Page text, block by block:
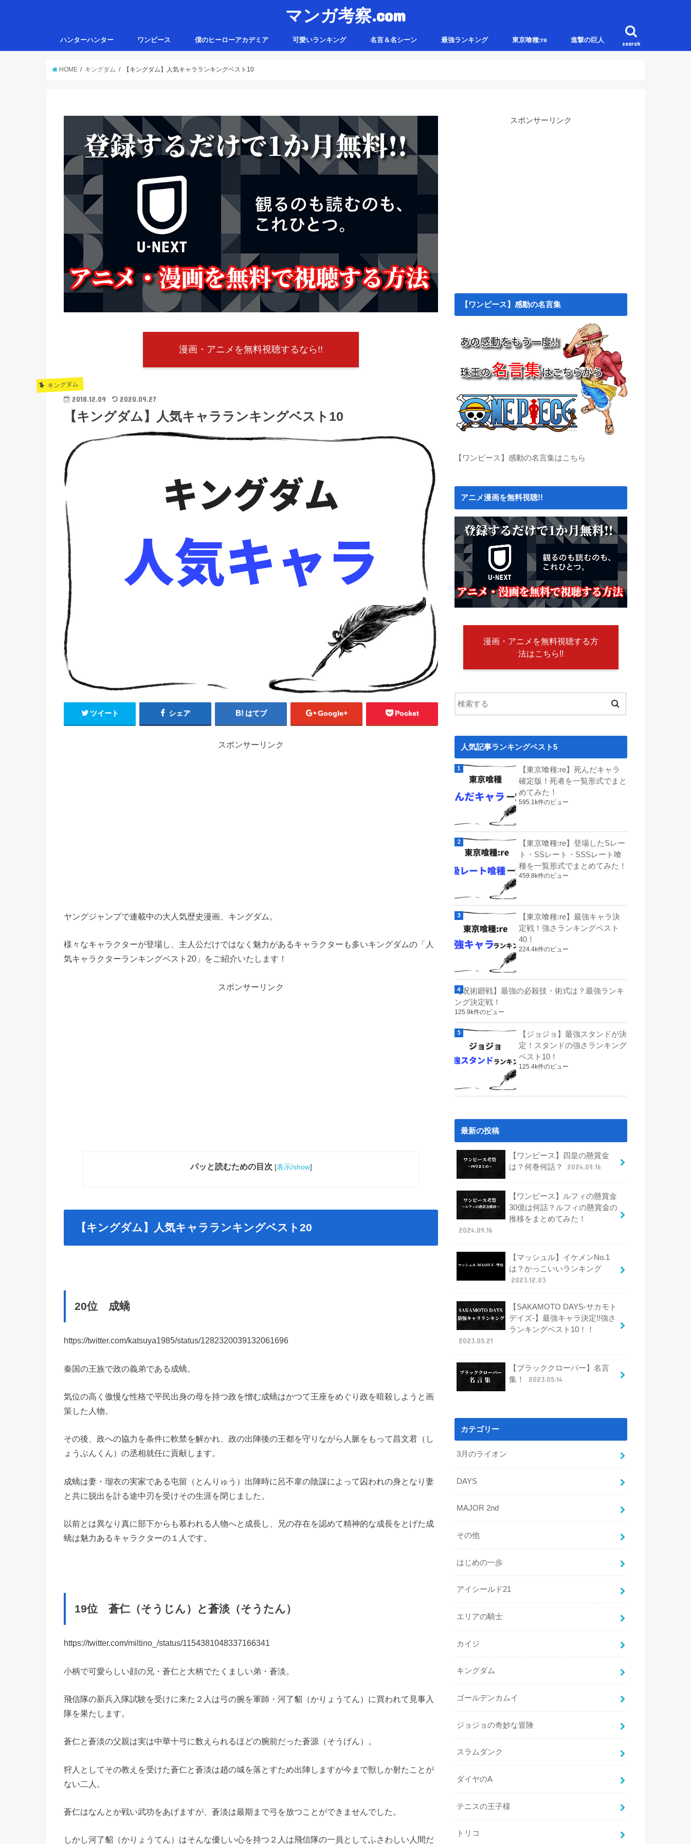
マンガ考察.com
search
ハンターハンター ワンピース 僕のヒーローアカデミア 可愛いランキング 名言＆名シーン 最強ランキング 東京喰種:re 進撃の巨人
HOME キングダム 【キングダム】人気キャラランキングベスト10
漫画・アニメを無料視聴するなら!!
キングダム
2018.12.09 2020.09.27
【キングダム】人気キャラランキングベスト10
ツイート シェア はてブ Google+ Pocket
スポンサーリンク
ヤングジャンプで連載中の大人気歴史漫画、キングダム。
様々なキャラクターが登場し、主人公だけではなく魅力があるキャラクターも多いキングダムの「人
気キャラクターランキングベスト20」をご紹介いたします！
スポンサーリンク
パッと読むための目次 [表示/show]
【キングダム】人気キャラランキングベスト20
20位 成蟜
https://twitter.com/katsuya1985/status/1282320039132061696
秦国の王族で政の義弟である成蟜。
気位の高く傲慢な性格で平民出身の母を持つ政を憎む成蟜はかつて王座をめぐり政を暗殺しようと画
策した人物。
その後、政への協力を条件に軟禁を解かれ、政の出陣後の王都を守りながら人脈をもって昌文君（し
ょうぶんくん）の丞相就任に貢献します。
成蟜は妻・瑠衣の実家である屯留（とんりゅう）出陣時に呂不韋の陰謀によって囚われの身となり妻
と共に脱出を計る途中刃を受けその生涯を閉じました。
以前とは異なり真に部下からも慕われる人物へと成長し、兄の存在を認めて精神的な成長をとげた成
蟜は魅力あるキャラクターの１人です。
19位 蒼仁（そうじん）と蒼淡（そうたん）
https://twitter.com/miltino_/status/1154381048337166341
小柄で可愛らしい顔の兄・蒼仁と大柄でたくましい弟・蒼淡。
飛信隊の新兵入隊試験を受けに来た２人は弓の腕を軍師・河了貂（かりょうてん）に買われて見事入
隊を果たします。
蒼仁と蒼淡の父親は実は中華十弓に数えられるほどの腕前だった蒼源（そうげん）。
狩人としてその教えを受けた蒼仁と蒼淡は趙の城を落とすため出陣しますが今まで獣しか射たことが
ない二人。
蒼仁はなんとか戦い武功をあげますが、蒼淡は最期まで弓を放つことができませんでした。
しかし河了貂（かりょうてん）はそんな優しい心を持つ２人は飛信隊の一員としてふさわしい人間だ
スポンサーリンク
【ワンピース】感動の名言集
【ワンピース】感動の名言集はこちら
アニメ漫画を無料視聴!!
漫画・アニメを無料視聴する方
法はこちら!!
人気記事ランキングベスト5
【東京喰種:re】死んだキャラ
確定版！死者を一覧形式でまと
めてみた！
595.1k件のビュー
【東京喰種:re】登場したSレー
ト・SSレート・SSSレート喰
種を一覧形式でまとめてみた！
459.8k件のビュー
【東京喰種:re】最強キャラ決
定戦！強さランキングベスト
40！
224.4k件のビュー
【呪術廻戦】最強の必殺技・術式は？最強ランキ
ング決定戦！
125.9k件のビュー
【ジョジョ】最強スタンドが決
定！スタンドの強さランキング
ベスト10！
125.4k件のビュー
最新の投稿
【ワンピース】四皇の懸賞金
は？何巻何話？
2024.09.16
【ワンピース】ルフィの懸賞金
30億は何話？ルフィの懸賞金の
推移をまとめてみた！
2024.09.16
【マッシュル】イケメンNo.1
は？かっこいいランキング
2023.12.03
【SAKAMOTO DAYS-サカモト
デイズ-】最強キャラ決定!!強さ
ランキングベスト10！！
2023.05.21
【ブラッククローバー】名言
集！
2023.05.14
カテゴリー
3月のライオン
DAYS
MAJOR 2nd
その他
はじめの一歩
アイシールド21
エリアの騎士
カイジ
キングダム
ゴールデンカムイ
ジョジョの奇妙な冒険
スラムダンク
ダイヤのA
テニスの王子様
トリコ